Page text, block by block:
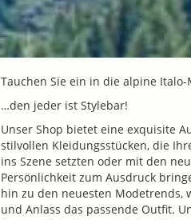
Tauchen Sie ein in die alpine
…den jeder ist Stylebar!
Unser Shop bietet eine exquisite
stilvollen Kleidungsstücken, die
ins Szene setzten oder mit den
Persönlichkeit zum Ausdruck
hin zu den neuesten Modetrends,
und Anlass das passende Outfit.